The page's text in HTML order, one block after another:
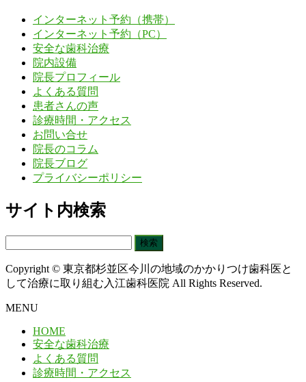
インターネット予約（携帯）
インターネット予約（PC）
安全な歯科治療
院内設備
院長プロフィール
よくある質問
患者さんの声
診療時間・アクセス
お問い合せ
院長のコラム
院長ブログ
プライバシーポリシー
サイト内検索
Copyright © 東京都杉並区今川の地域のかかりつけ歯科医と
して治療に取り組む入江歯科医院 All Rights Reserved.
MENU
HOME
安全な歯科治療
よくある質問
診療時間・アクセス